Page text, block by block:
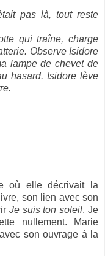
pas là, tout reste
qui traîne, charge
Observe Isidore
lampe de chevet de
hasard. Isidore lève
où elle décrivait la
son lien avec son
Je suis ton soleil. Je
nullement. Marie
son ouvrage à la